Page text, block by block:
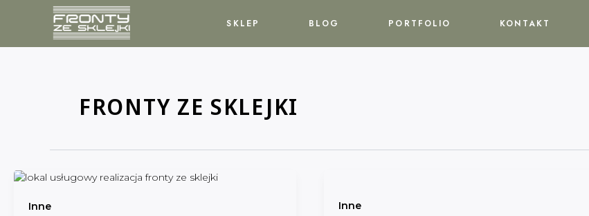
SKLEP BLOG PORTFOLIO KONTAKT
FRONTY ZE SKLEJKI
Inne Inne
pagination